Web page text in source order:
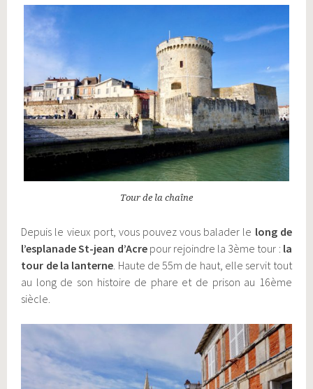
Tour de la chaîne
Depuis le vieux port, vous pouvez vous balader le long de
l’esplanade St-jean d’Acrepour rejoindre la 3ème tour : la
tour de la lanterne . Haute de 55m de haut, elle servit tout
au long de son histoire de phare et de prison au 16ème
siècle.